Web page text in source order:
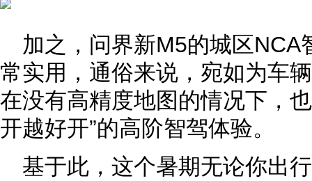
加之，问界新M5的城区NCA
常实用，通俗来说，宛如为车
在没有高精度地图的情况下，
开越好开”的高阶智驾体验。
基于此，这个暑期无论你出